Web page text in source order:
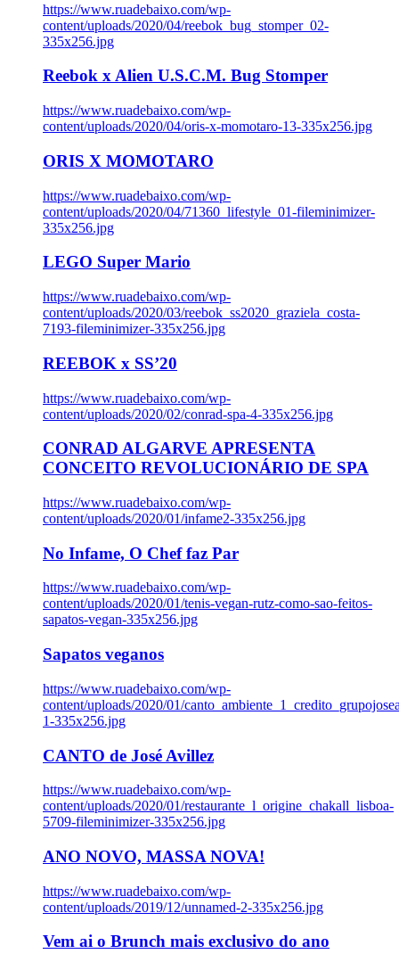
https://www.ruadebaixo.com/wp-
content/uploads/2020/04/reebok_bug_stomper_02-
335x256.jpg
Reebok x Alien U.S.C.M. Bug Stomper
https://www.ruadebaixo.com/wp-
content/uploads/2020/04/oris-x-momotaro-13-335x256.jpg
ORIS X MOMOTARO
https://www.ruadebaixo.com/wp-
content/uploads/2020/04/71360_lifestyle_01-fileminimizer-
335x256.jpg
LEGO Super Mario
https://www.ruadebaixo.com/wp-
content/uploads/2020/03/reebok_ss2020_graziela_costa-
7193-fileminimizer-335x256.jpg
REEBOK x SS’20
https://www.ruadebaixo.com/wp-
content/uploads/2020/02/conrad-spa-4-335x256.jpg
CONRAD ALGARVE APRESENTA
CONCEITO REVOLUCIONÁRIO DE SPA
https://www.ruadebaixo.com/wp-
content/uploads/2020/01/infame2-335x256.jpg
No Infame, O Chef faz Par
https://www.ruadebaixo.com/wp-
content/uploads/2020/01/tenis-vegan-rutz-como-sao-feitos-
sapatos-vegan-335x256.jpg
Sapatos veganos
https://www.ruadebaixo.com/wp-
content/uploads/2020/01/
1-335x256.jpg
CANTO de José Avillez
https://www.ruadebaixo.com/wp-
content/uploads/2020/01/restaurante_l_origine_chakall_lisboa-
5709-fileminimizer-335x256.jpg
ANO NOVO, MASSA NOVA!
https://www.ruadebaixo.com/wp-
content/uploads/2019/12/unnamed-2-335x256.jpg
Vem ai o Brunch mais exclusivo do ano